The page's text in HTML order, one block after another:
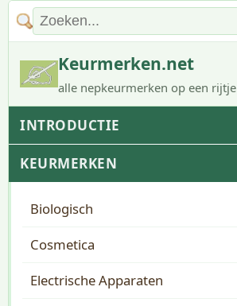
Keurmerken.net
alle nepkeurmerken op een rijtje
INTRODUCTIE
KEURMERKEN
Biologisch
Cosmetica
Electrische Apparaten